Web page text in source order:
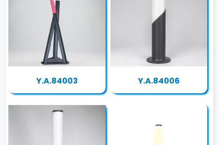
Y.A.84003 Y.A.84006